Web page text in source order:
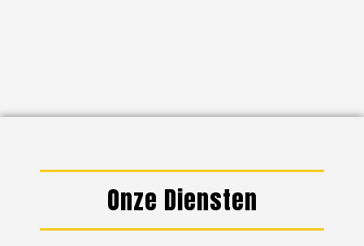
Onze Diensten